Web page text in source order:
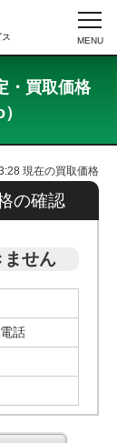
・買取価格
現在の買取価格
の確認
ません
話